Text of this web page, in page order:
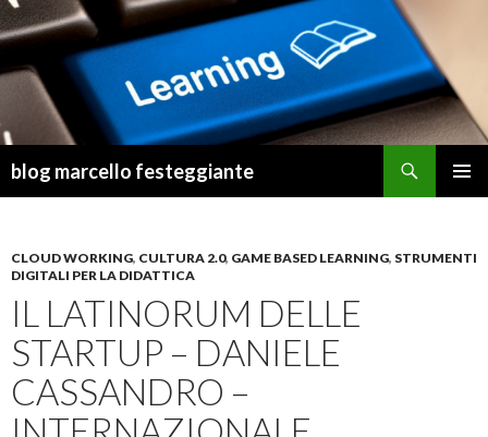
blog marcello festeggiante
CLOUD WORKING, CULTURA 2.0, GAME BASED LEARNING, STRUMENTI
DIGITALI PER LA DIDATTICA
IL LATINORUM DELLE
STARTUP – DANIELE
CASSANDRO –